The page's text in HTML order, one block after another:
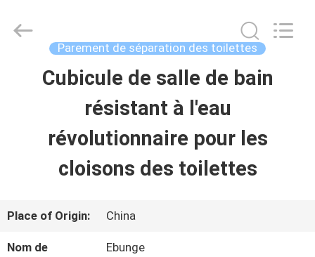
MAISON
PRODUITS
SUJET
DE
Building
Parement de séparation des toilettes
Cubicule de salle de bain
résistant à l'eau
révolutionnaire pour les
cloisons des toilettes
Place of Origin: China
Nom de
Ebunge